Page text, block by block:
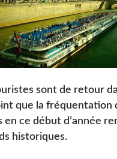
sont de retour
que la fréquentation
en ce début d’année
historiques.